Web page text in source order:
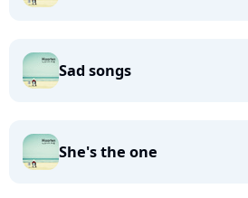
Sad songs
She's the one